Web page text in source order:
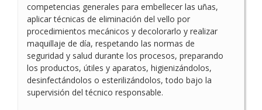
competencias generales para embellecer las uñas,
aplicar técnicas de eliminación del vello por
procedimientos mecánicos y decolorarlo y realizar
maquillaje de día, respetando las normas de
seguridad y salud durante los procesos, preparando
los productos, útiles y aparatos, higienizándolos,
desinfectándolos o esterilizándolos, todo bajo la
supervisión del técnico responsable.